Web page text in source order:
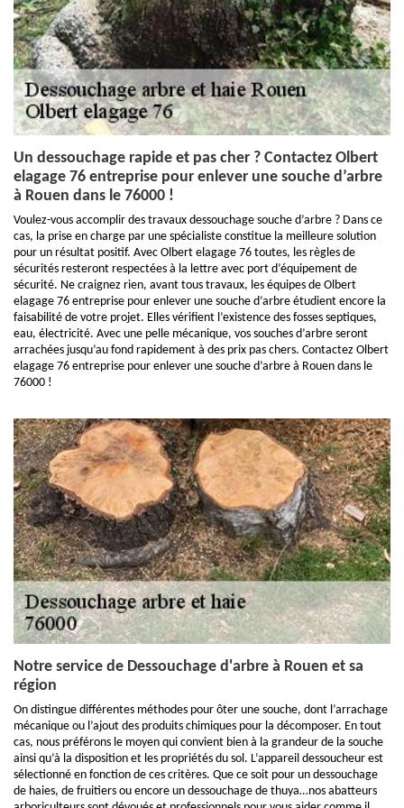
Un dessouchage rapide et pas cher ? Contactez Olbert
elagage 76 entreprise pour enlever une souche d’arbre
à Rouen dans le 76000 !
Voulez-vous accomplir des travaux dessouchage souche d’arbre ? Dans ce
cas, la prise en charge par une spécialiste constitue la meilleure solution
pour un résultat positif. Avec Olbert elagage 76 toutes, les règles de
sécurités resteront respectées à la lettre avec port d’équipement de
sécurité. Ne craignez rien, avant tous travaux, les équipes de Olbert
elagage 76 entreprise pour enlever une souche d’arbre étudient encore la
faisabilité de votre projet. Elles vérifient l’existence des fosses septiques,
eau, électricité. Avec une pelle mécanique, vos souches d’arbre seront
arrachées jusqu’au fond rapidement à des prix pas chers. Contactez Olbert
elagage 76 entreprise pour enlever une souche d’arbre à Rouen dans le
76000 !
Notre service de Dessouchage d'arbre à Rouen et sa
région
On distingue différentes méthodes pour ôter une souche, dont l’arrachage
mécanique ou l’ajout des produits chimiques pour la décomposer. En tout
cas, nous préférons le moyen qui convient bien à la grandeur de la souche
ainsi qu’à la disposition et les propriétés du sol. L’appareil dessoucheur est
sélectionné en fonction de ces critères. Que ce soit pour un dessouchage
de haies, de fruitiers ou encore un dessouchage de thuya…nos abatteurs